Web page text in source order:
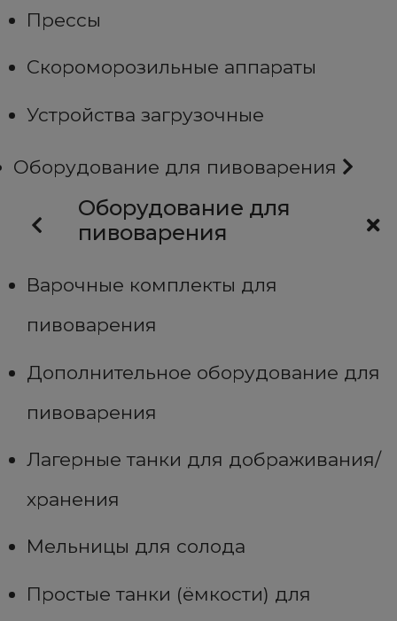
Прессы
Скороморозильные аппараты
Устройства загрузочные
Оборудование для пивоварения
Оборудование для
пивоварения
Варочные комплекты для
пивоварения
Дополнительное оборудование для
пивоварения
Лагерные танки для дображивания/
хранения
Мельницы для солода
Простые танки (ёмкости) для